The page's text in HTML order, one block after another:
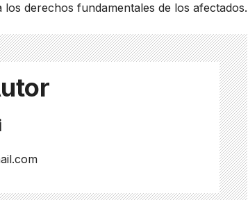
derechos fundamentales de los afectados.